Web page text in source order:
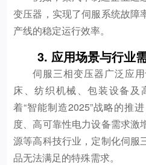
变压器，实现了伺服系统故障
产线的稳定运行效率。
3. 应用场景与行业
伺服三相变压器广泛应
床、纺织机械、包装设备
着“智能制造2025”战略的推
度、高可靠性电力设备需求激
源等高科技行业，定制化伺服
品无法满足的特殊需求。